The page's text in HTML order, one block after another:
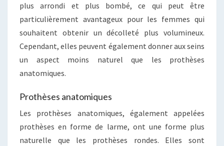
plus arrondi et plus bombé, ce qui peut être
particulièrement avantageux pour les femmes qui
souhaitent obtenir un décolleté plus volumineux.
Cependant, elles peuvent également donner aux seins
un aspect moins naturel que les prothèses
anatomiques.
Prothèses anatomiques
Les prothèses anatomiques, également appelées
prothèses en forme de larme, ont une forme plus
naturelle que les prothèses rondes. Elles sont